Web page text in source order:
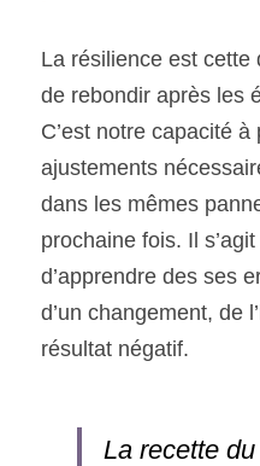
La résilience est cette
de rebondir après les
C’est notre capacité
ajustements
dans les mêmes
prochaine fois. Il
d’apprendre des ses
d’un changement, de
résultat négatif.
La recette